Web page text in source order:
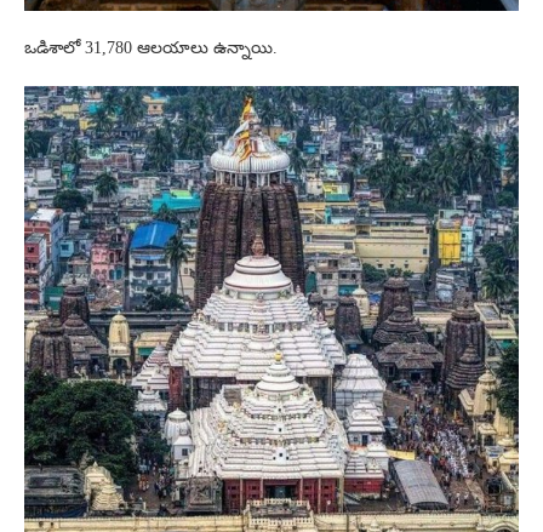
ఒడిశాలో 31,780 ఆలయాలు ఉన్నాయి.